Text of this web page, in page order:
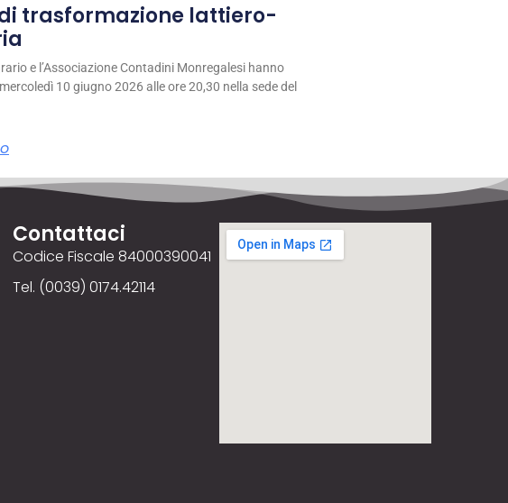
trasformazione lattiero-
e l’Associazione Contadini Monregalesi hanno
10 giugno 2026 alle ore 20,30 nella sede del
Contattaci
Codice Fiscale 84000390041
Tel. (0039) 0174.42114